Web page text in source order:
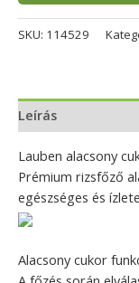
SKU: 114529
Leírás
Lauben alacsony
Prémium rizsfőző
egészséges és
Alacsony cukor